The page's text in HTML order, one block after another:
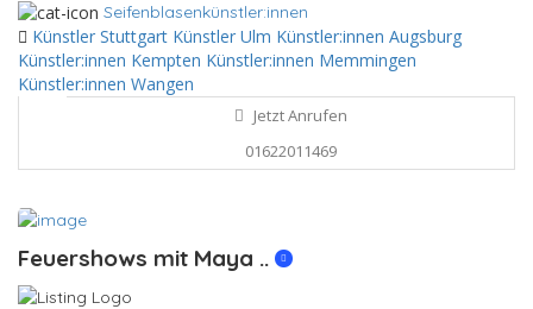
Seifenblasenkünstler:innen
Künstler Stuttgart Künstler Ulm Künstler:innen Augsburg
Künstler:innen Kempten Künstler:innen Memmingen
Künstler:innen Wangen
Jetzt Anrufen
01622011469
Feuershows mit Maya ..